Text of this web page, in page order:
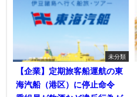
未分類
【企業】定期旅客船運航の東
海汽船（港区）に停止命令